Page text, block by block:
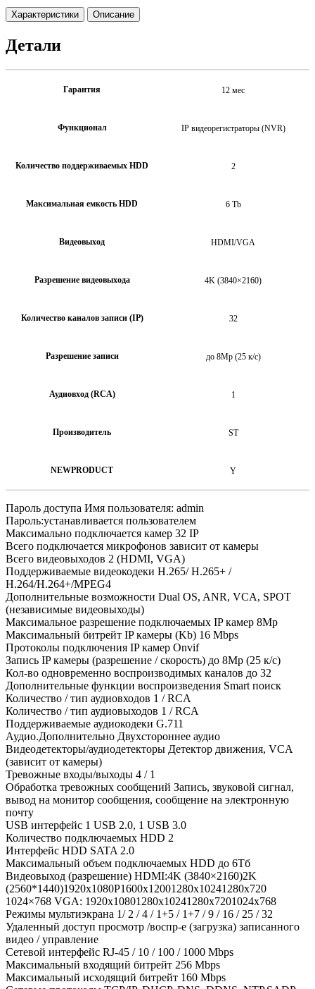
Характеристики Описание
Детали
Гарантия 12 мес
Функционал IP видеорегистраторы (NVR)
Количество поддерживаемых HDD 2
Максимальная емкость HDD 6 Tb
Видеовыход HDMI/VGA
Разрешение видеовыхода 4K (3840×2160)
Количество каналов записи (IP) 32
Разрешение записи до 8Mp (25 к/с)
Аудиовход (RCA) 1
Производитель ST
NEWPRODUCT Y
Пароль доступа Имя пользователя: admin
Пароль:устанавливается пользователем
Максимально подключается камер 32 IP
Всего подключается микрофонов зависит от камеры
Всего видеовыходов 2 (HDMI, VGA)
Поддерживаемые видеокодеки H.265/ H.265+ /
H.264/H.264+/MPEG4
Дополнительные возможности Dual OS, ANR, VCA, SPOT
(независимые видеовыходы)
Максимальное разрешение подключаемых IP камер 8Mp
Максимальный битрейт IP камеры (Kb) 16 Mbps
Протоколы подключения IP камер Onvif
Запись IP камеры (разрешение / скорость) до 8Mp (25 к/с)
Кол-во одновременно воспроизводимых каналов до 32
Дополнительные функции воспроизведения Smart поиск
Количество / тип аудиовходов 1 / RCA
Количество / тип аудиовыходов 1 / RCA
Поддерживаемые аудиокодеки G.711
Аудио.Дополнительно Двухстороннее аудио
Видеодетекторы/аудиодетекторы Детектор движения, VCA
(зависит от камеры)
Тревожные входы/выходы 4 / 1
Обработка тревожных сообщений Запись, звуковой сигнал,
вывод на монитор сообщения, сообщение на электронную
почту
USB интерфейс 1 USB 2.0, 1 USB 3.0
Количество подключаемых HDD 2
Интерфейс HDD SATA 2.0
Максимальный объем подключаемых HDD до 6Тб
Видеовыход (разрешение) HDMI:4K (3840×2160)2K
(2560*1440)1920x1080P1600x12001280x10241280x720
1024×768 VGA: 1920х10801280х10241280х7201024х768
Режимы мультиэкрана 1/ 2 / 4 / 1+5 / 1+7 / 9 / 16 / 25 / 32
Удаленный доступ просмотр /воспр-е (загрузка) записанного
видео / управление
Сетевой интерфейс RJ-45 / 10 / 100 / 1000 Mbps
Максимальный входящий битрейт 256 Mbps
Максимальный исходящий битрейт 160 Mbps